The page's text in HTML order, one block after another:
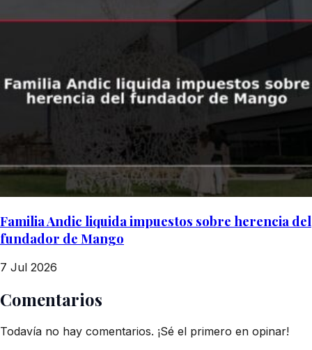
Familia Andic liquida impuestos sobre herencia del
fundador de Mango
7 Jul 2026
Comentarios
Todavía no hay comentarios. ¡Sé el primero en opinar!